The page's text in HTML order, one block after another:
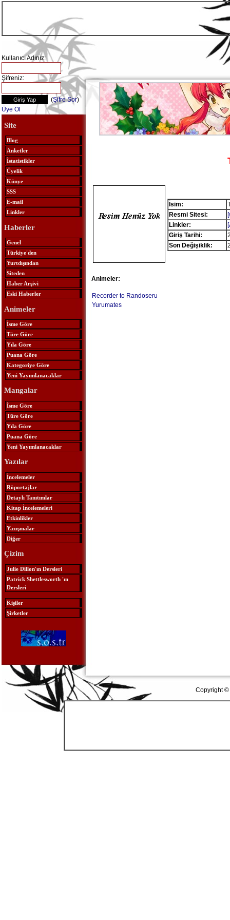
Kullanıcı Adınız:
Şifreniz:
(Şifre Sor)
Üye Ol
Site
Blog
Anketler
İstatistikler
Üyelik
Künye
SSS
E-mail
Linkler
Haberler
Genel
Türkiye'den
Yurtdışından
Siteden
Haber Arşivi
Eski Haberler
Animeler
İsme Göre
Türe Göre
Yıla Göre
Puana Göre
Kategoriye Göre
Yeni Yayımlanacaklar
Mangalar
İsme Göre
Türe Göre
Yıla Göre
Puana Göre
Yeni Yayımlanacaklar
Yazılar
İncelemeler
Röportajlar
Detaylı Tanıtımlar
Kitap İncelemeleri
Etkinlikler
Yazışmalar
Diğer
Çizim
Julie Dillon'ın Dersleri
Patrick Shettlesworth 'ın
Dersleri
Kişiler
Şirketler
İsim:
Resmi Sitesi:
Linkler:
Giriş Tarihi:
Son Değişiklik:
Animeler:
Recorder to Randoseru
Yurumates
Copyright ©